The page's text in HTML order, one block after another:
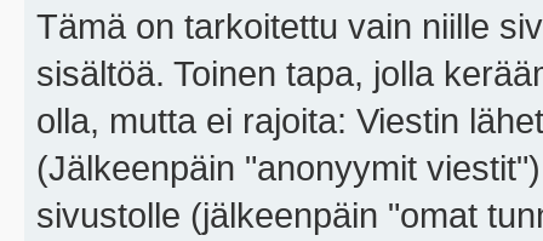
Tämä on tarkoitettu vain niille
sisältöä. Toinen tapa, jolla
olla, mutta ei rajoita: Viestin
(Jälkeenpäin "anonyymit
sivustolle (jälkeenpäin "omat